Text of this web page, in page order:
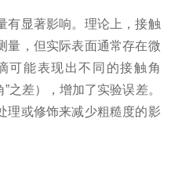
显著影响。理论上，接触
量，但实际表面通常存在微
可能表现出不同的接触角
”之差），增加了实验误差。
理或修饰来减少粗糙度的影